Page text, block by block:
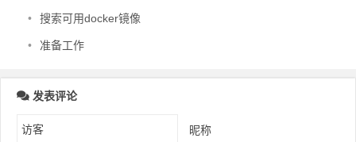
• 搜索可用docker镜像
• 准备工作
发表评论
昵称